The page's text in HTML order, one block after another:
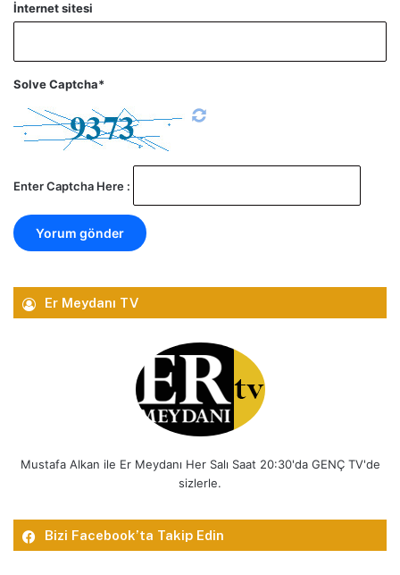
İnternet sitesi
Solve Captcha*
Enter Captcha Here :
Er Meydanı TV
Mustafa Alkan ile Er Meydanı Her Salı Saat 20:30'da GENÇ TV'de
sizlerle.
Bizi Facebook’ta Takip Edin